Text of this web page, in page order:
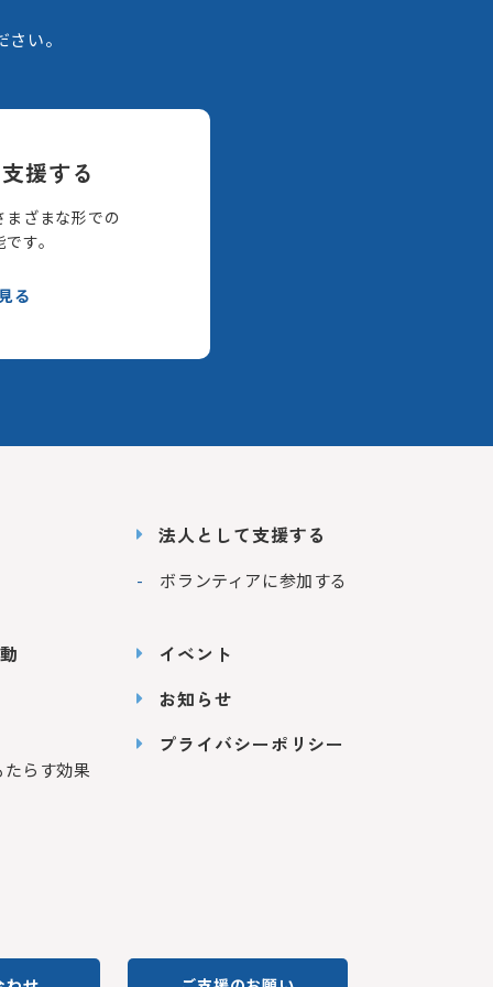
い。
援する
ざまな形での
す。
る
らす効果
法人として支援する
ボランティアに参加する
イベント
お知らせ
プライバシーポリシー